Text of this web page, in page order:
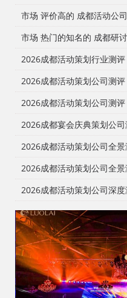
市场 评价高的 成都活动公司
1 2 3